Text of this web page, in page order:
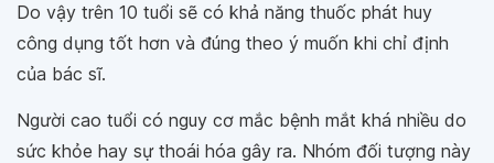
Do vậy trên 10 tuổi sẽ có khả năng thuốc phát huy
công dụng tốt hơn và đúng theo ý muốn khi chỉ định
của bác sĩ.
Người cao tuổi có nguy cơ mắc bệnh mắt khá nhiều do
sức khỏe hay sự thoái hóa gây ra. Nhóm đối tượng này